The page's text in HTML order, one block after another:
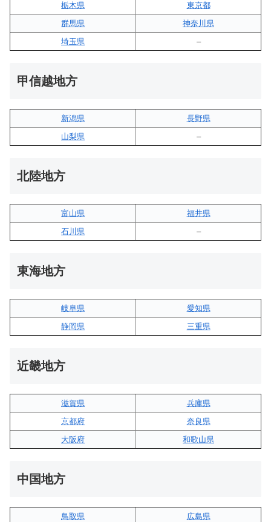
栃木県
東京都
群馬県
神奈川県
埼玉県
–
甲信越地方
新潟県
長野県
山梨県
–
北陸地方
富山県
福井県
石川県
–
東海地方
岐阜県
愛知県
静岡県
三重県
近畿地方
滋賀県
兵庫県
京都府
奈良県
大阪府
和歌山県
中国地方
鳥取県
広島県